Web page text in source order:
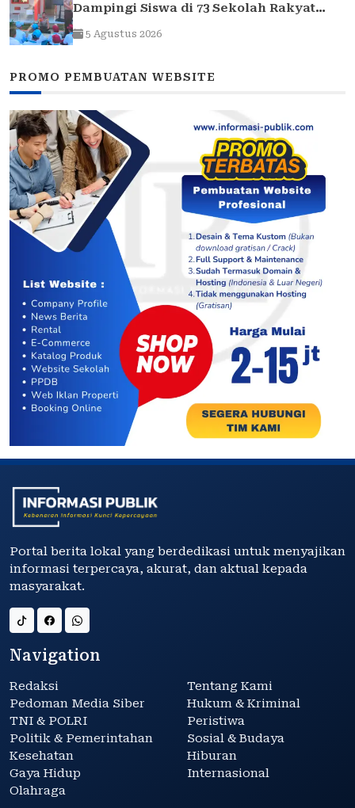
Dampingi Siswa di 73 Sekolah Rakyat
Bersama Taruna Akademi TNI
5 Agustus 2026
PROMO PEMBUATAN WEBSITE
Portal berita lokal yang berdedikasi untuk menyajikan
informasi terpercaya, akurat, dan aktual kepada
masyarakat.
Navigation
Redaksi
Tentang Kami
Pedoman Media Siber
Hukum & Kriminal
TNI & POLRI
Peristiwa
Politik & Pemerintahan
Sosial & Budaya
Kesehatan
Hiburan
Gaya Hidup
Internasional
Olahraga